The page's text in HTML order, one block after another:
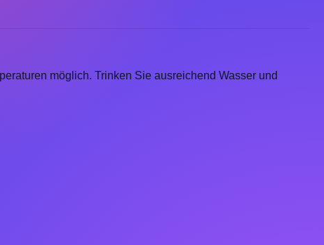
möglich. Trinken Sie ausreichend Wasser und